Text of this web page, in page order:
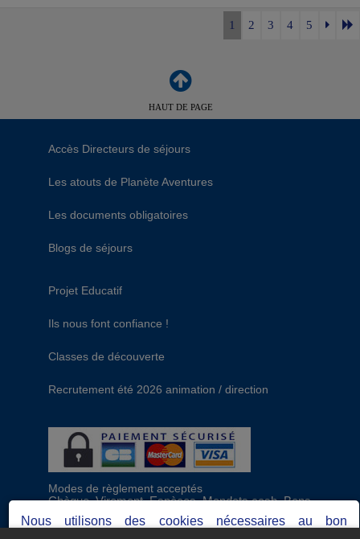
1 2 3 4 5
HAUT DE PAGE
Accès Directeurs de séjours
Les atouts de Planète Aventures
Les documents obligatoires
Blogs de séjours
Projet Educatif
Ils nous font confiance !
Classes de découverte
Recrutement été 2026 animation / direction
Modes de règlement acceptés
Chèque, Virement, Espèces, Mandats cash, Bons
CAF, Conseil général, Chèques vacances, Carte
bancaire, Prise en charge reçu sans règlement,
Nous utilisons des cookies nécessaires au bon